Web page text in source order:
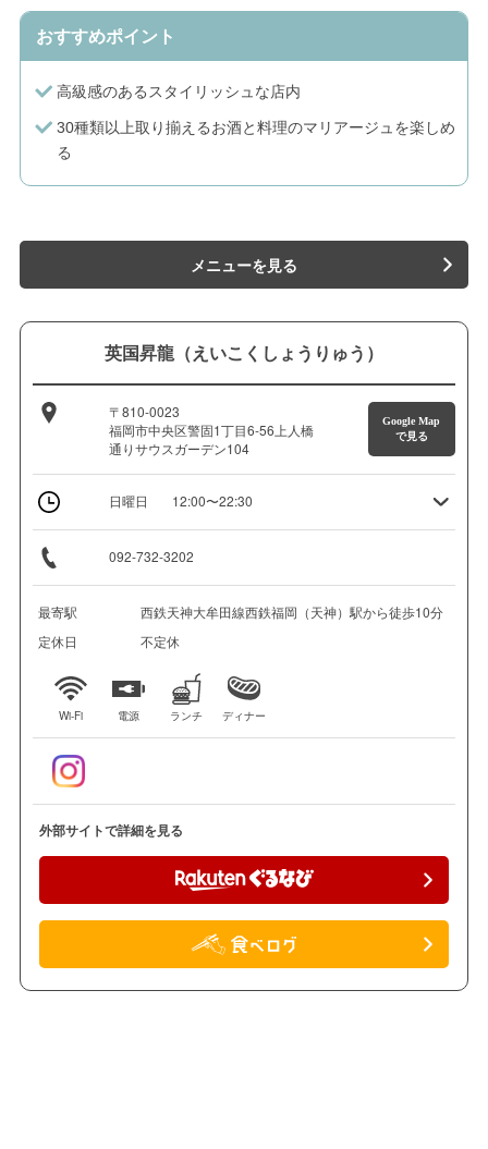
おすすめポイント
高級感のあるスタイリッシュな店内
30種類以上取り揃えるお酒と料理のマリアージュを楽しめ
る
メニューを見る
英国昇龍（えいこくしょうりゅう）
〒810-0023
福岡市中央区警固1丁目6-56上人橋
通りサウスガーデン104
Google Map
で見る
日曜日 12:00〜22:30
092-732-3202
最寄駅
西鉄天神大牟田線西鉄福岡（天神）駅から徒歩10分
定休日
不定休
Wi-Fi 電源 ランチ ディナー
外部サイトで詳細を見る